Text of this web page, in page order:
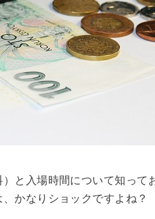
と入場時間について知って
かなりショックですよね？